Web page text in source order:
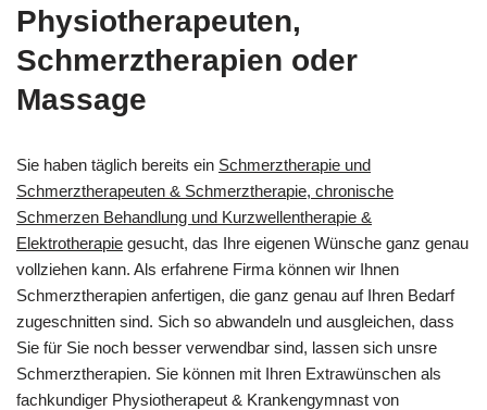
Physiotherapeuten,
Schmerztherapien oder
Massage
Sie haben täglich bereits ein Schmerztherapie und
Schmerztherapeuten & Schmerztherapie, chronische
Schmerzen Behandlung und Kurzwellentherapie &
Elektrotherapie gesucht, das Ihre eigenen Wünsche ganz genau
vollziehen kann. Als erfahrene Firma können wir Ihnen
Schmerztherapien anfertigen, die ganz genau auf Ihren Bedarf
zugeschnitten sind. Sich so abwandeln und ausgleichen, dass
Sie für Sie noch besser verwendbar sind, lassen sich unsre
Schmerztherapien. Sie können mit Ihren Extrawünschen als
fachkundiger Physiotherapeut & Krankengymnast von